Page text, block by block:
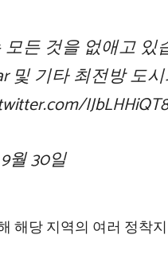
든 것을 없애고 있
및 기타 최전방 도
IJbLHHiQT8
월 30일
해당 지역의 여러 정착